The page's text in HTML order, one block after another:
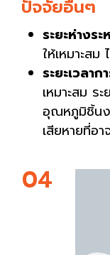
ปัจจัยอื่นๆ
ระยะห่างร
ให้เหมาะสม
ระยะเวลา
เหมาะสม ร
อุณหภูมิชิ้น
เสียหายที่อ
04